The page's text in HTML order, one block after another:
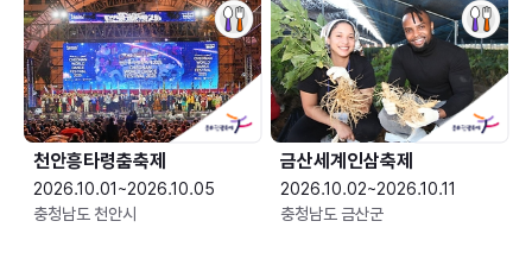
천안흥타령춤축제
2026.10.01~2026.10.05
충청남도 천안시
금산세계인삼축제
2026.10.02~2026.10.11
충청남도 금산군